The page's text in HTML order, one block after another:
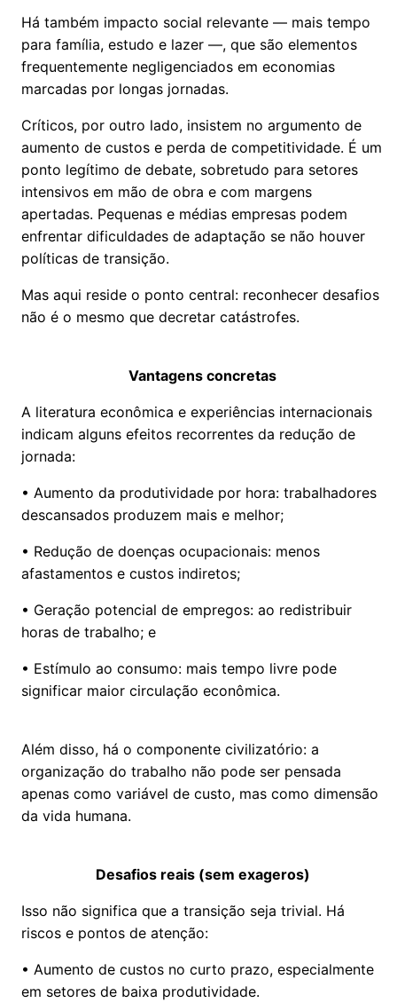
Há também impacto social relevante — mais tempo
para família, estudo e lazer —, que são elementos
frequentemente negligenciados em economias
marcadas por longas jornadas.
Críticos, por outro lado, insistem no argumento de
aumento de custos e perda de competitividade. É um
ponto legítimo de debate, sobretudo para setores
intensivos em mão de obra e com margens
apertadas. Pequenas e médias empresas podem
enfrentar dificuldades de adaptação se não houver
políticas de transição.
Mas aqui reside o ponto central: reconhecer desafios
não é o mesmo que decretar catástrofes.
Vantagens concretas
A literatura econômica e experiências internacionais
indicam alguns efeitos recorrentes da redução de
jornada:
• Aumento da produtividade por hora: trabalhadores
descansados produzem mais e melhor;
• Redução de doenças ocupacionais: menos
afastamentos e custos indiretos;
• Geração potencial de empregos: ao redistribuir
horas de trabalho; e
• Estímulo ao consumo: mais tempo livre pode
significar maior circulação econômica.
Além disso, há o componente civilizatório: a
organização do trabalho não pode ser pensada
apenas como variável de custo, mas como dimensão
da vida humana.
Desafios reais (sem exageros)
Isso não significa que a transição seja trivial. Há
riscos e pontos de atenção:
• Aumento de custos no curto prazo, especialmente
em setores de baixa produtividade.